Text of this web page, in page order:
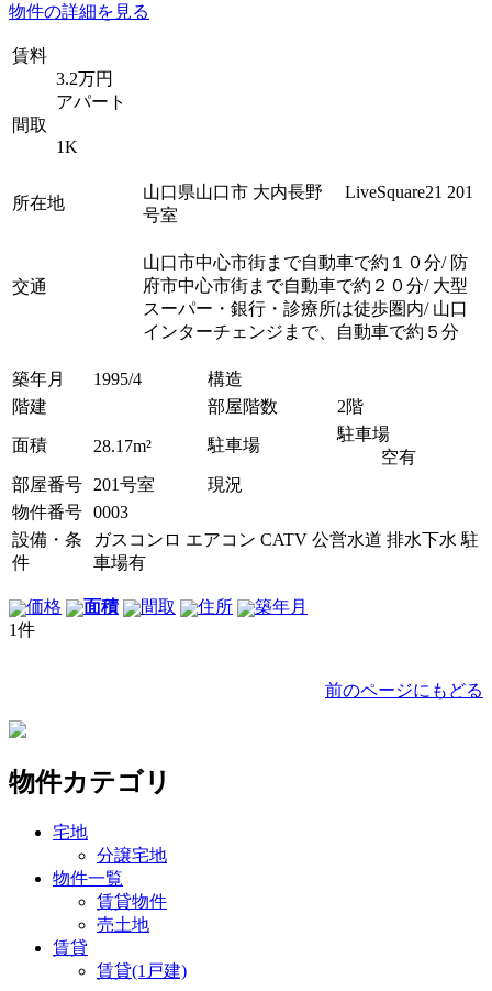
物件の詳細を見る
賃料
3.2万円
アパート
間取
1K
所在地
山口県山口市 大内長野 LiveSquare21 201
号室
交通
山口市中心市街まで自動車で約１０分/ 防
府市中心市街まで自動車で約２０分/ 大型
スーパー・銀行・診療所は徒歩圏内/ 山口
インターチェンジまで、自動車で約５分
築年月 1995/4
構造
階建
部屋階数 2階
面積 28.17m² 駐車場
駐車場
空有
部屋番号
201号室
現況
物件番号 0003
設備・条
件
ガスコンロ エアコン CATV 公営水道 排水下水 駐
車場有
価格 面積 間取 住所
築年月
1件
前のページにもどる
物件カテゴリ
宅地
分譲宅地
物件一覧
賃貸物件
売土地
賃貸
賃貸(1戸建)